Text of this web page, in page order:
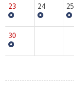
23 24 25
30